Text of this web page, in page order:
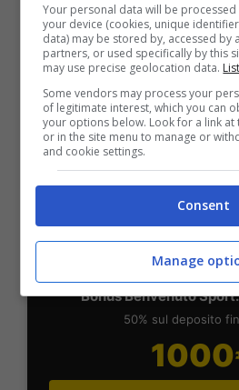
Per i nuovi utenti della
Bonus Scommesse + 100%
Sport
VERIFICA
Mostra
SNAI
Bonus Benvenuto
50% sul deposito
Your personal data will be
your device (cookies, unique
data) may be stored by, accessed by
partners, or used specifically by this
may use precise geolocation data.
Some vendors may process your
of legitimate interest, which you can
your options below. Look for a link
or in the site menu to manage or
and cookie settings.
Consent
Manage